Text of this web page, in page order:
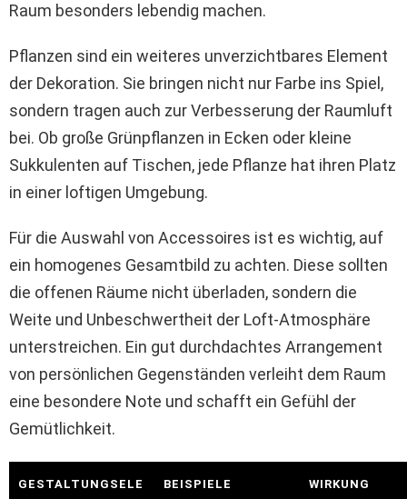
Raum besonders lebendig machen.
Pflanzen sind ein weiteres unverzichtbares Element
der Dekoration. Sie bringen nicht nur Farbe ins Spiel,
sondern tragen auch zur Verbesserung der Raumluft
bei. Ob große Grünpflanzen in Ecken oder kleine
Sukkulenten auf Tischen, jede Pflanze hat ihren Platz
in einer loftigen Umgebung.
Für die Auswahl von Accessoires ist es wichtig, auf
ein homogenes Gesamtbild zu achten. Diese sollten
die offenen Räume nicht überladen, sondern die
Weite und Unbeschwertheit der Loft-Atmosphäre
unterstreichen. Ein gut durchdachtes Arrangement
von persönlichen Gegenständen verleiht dem Raum
eine besondere Note und schafft ein Gefühl der
Gemütlichkeit.
GESTALTUNGSELE
BEISPIELE WIRKUNG